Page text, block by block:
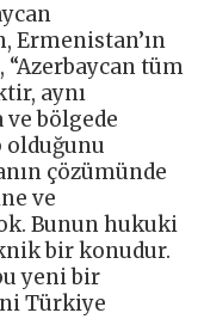
Ermenistan’ın
tüm
aynı
bölgede
çözümünde
ve
Bunun hukuki
bir konudur.
yeni bir
Türkiye